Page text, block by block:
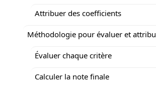
Attribuer des coefficients
Méthodologie pour évaluer et
Évaluer chaque critère
Calculer la note finale